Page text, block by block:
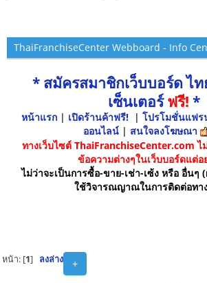
ThaiFranchiseCenter Webboard - Info
* สมัครสมาชิกเว็บบอร์ด ไ
เซ็นเตอร์ฟรี! *
หน้าแรก | เปิดร้านค้าฟรี! | โปรโมชั่นแฟร
ออนไลน์ | สนใจลงโฆษณา
ทางเว็บไซต์ ThaiFranchiseCenter.com
ข้อความต่างๆในเว็บบอร์ดแต่อ
ไม่ว่าจะเป็นการซื้อ-ขาย-เช่า-เซ้ง หรือ อื่นๆ
ใช้วิจารณญาณในการติดต่อทา
+
หน้า: [1] ลงล่าง